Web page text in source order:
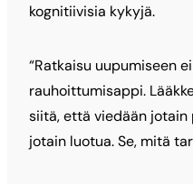
kognitiivisia kykyjä.
“Ratkaisu uupumiseen
rauhoittumisappi.
siitä, että viedään
jotain luotua. Se, mitä